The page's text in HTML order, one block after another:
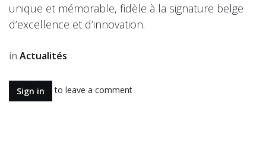
unique et mémorable, fidèle à la signature belge
d’excellence et d’innovation.
in Actualités
Sign in to leave a comment